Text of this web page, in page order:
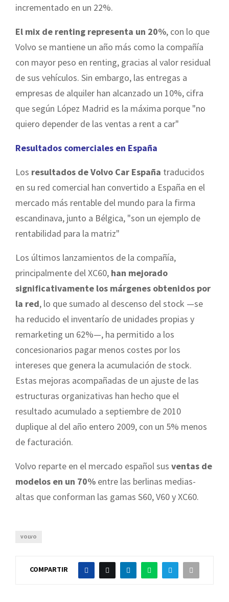
incrementado en un 22%.
El mix de renting representa un 20%, con lo que
Volvo se mantiene un año más como la compañía
con mayor peso en renting, gracias al valor residual
de sus vehículos. Sin embargo, las entregas a
empresas de alquiler han alcanzado un 10%, cifra
que según López Madrid es la máxima porque "no
quiero depender de las ventas a rent a car"
Resultados comerciales en España
Los resultados de Volvo Car España traducidos
en su red comercial han convertido a España en el
mercado más rentable del mundo para la firma
escandinava, junto a Bélgica, "son un ejemplo de
rentabilidad para la matriz"
Los últimos lanzamientos de la compañía,
principalmente del XC60, han mejorado
significativamente los márgenes obtenidos por
la red, lo que sumado al descenso del stock —se
ha reducido el inventarío de unidades propias y
remarketing un 62%—, ha permitido a los
concesionarios pagar menos costes por los
intereses que genera la acumulación de stock.
Estas mejoras acompañadas de un ajuste de las
estructuras organizativas han hecho que el
resultado acumulado a septiembre de 2010
duplique al del año entero 2009, con un 5% menos
de facturación.
Volvo reparte en el mercado español sus ventas de
modelos en un 70% entre las berlinas medias-
altas que conforman las gamas S60, V60 y XC60.
VOLVO
COMPARTIR